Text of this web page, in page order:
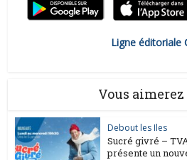
Ligne éditoriale
Vous
Debout les Iles
Sucré givré –
présente un